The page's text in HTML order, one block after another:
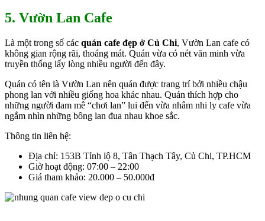
5. Vườn Lan Cafe
Là một trong số các quán cafe đẹp ở Củ Chi, Vườn Lan cafe có
không gian rộng rãi, thoáng mát. Quán vừa có nét văn minh vừa
truyền thống lấy lòng nhiều người đến đây.
Quán có tên là Vườn Lan nên quán được trang trí bởi nhiều chậu
phong lan với nhiều giống hoa khác nhau. Quán thích hợp cho
những người đam mê “chơi lan” lui đến vừa nhâm nhi ly cafe vừa
ngắm nhìn những bông lan đua nhau khoe sắc.
Thông tin liên hệ:
Địa chỉ: 153B Tỉnh lộ 8, Tân Thạch Tây, Củ Chi, TP.HCM
Giờ hoạt động: 07:00 – 22:00
Giá tham khảo: 20.000 – 50.000đ